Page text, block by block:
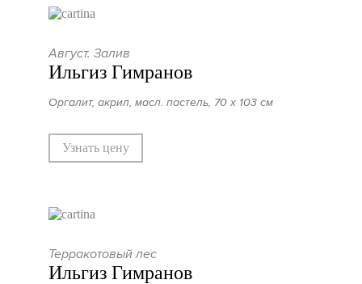
Август. Залив
Ильгиз Гимранов
Оргалит, акрил, масл. пастель, 70 х 103 см
Узнать цену
Терракотовый лес
Ильгиз Гимранов